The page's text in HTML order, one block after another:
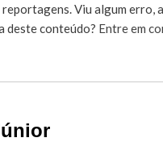
Viu algum erro,
deste conteúdo? Entre em